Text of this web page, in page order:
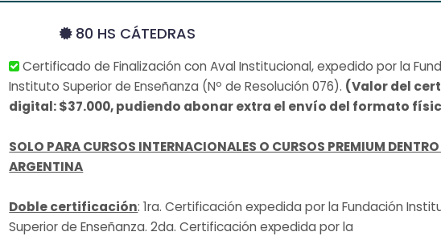
80 HS CÁTEDRAS
Certificado de Finalización con Aval Institucional, expedido por la
Instituto Superior de Enseñanza (Nº de Resolución 076). (Valor del
digital: $37.000, pudiendo abonar extra el envío del formato
SOLO PARA CURSOS INTERNACIONALES O CURSOS PREMIUM DENTRO
ARGENTINA
Doble certificación: 1ra. Certificación expedida por la Fundación
Superior de Enseñanza. 2da. Certificación expedida por la